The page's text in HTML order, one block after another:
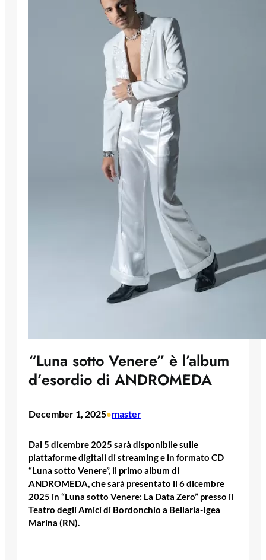
“Luna sotto Venere” è l’album
d’esordio di ANDROMEDA
December 1, 2025•master
Dal 5 dicembre 2025 sarà disponibile sulle
piattaforme digitali di streaming e in formato CD
“Luna sotto Venere”, il primo album di
ANDROMEDA, che sarà presentato il 6 dicembre
2025 in “Luna sotto Venere: La Data Zero” presso il
Teatro degli Amici di Bordonchio a Bellaria-Igea
Marina (RN).